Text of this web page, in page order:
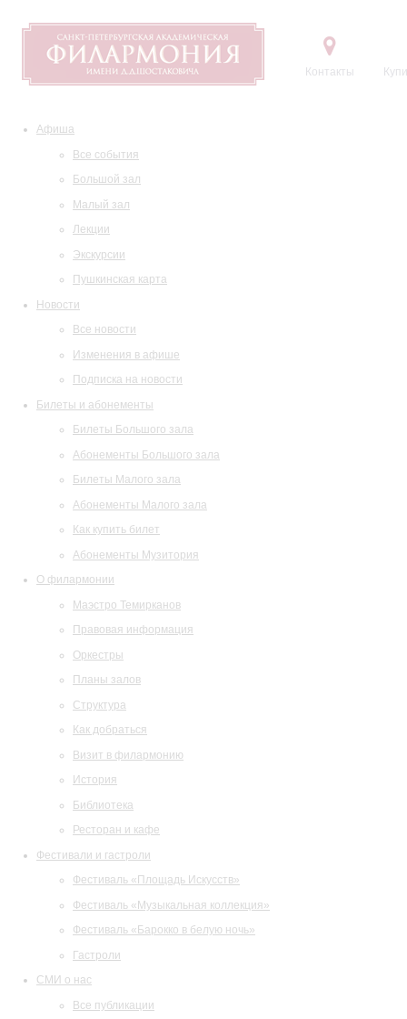
Контакты
Афиша
Все события
Большой зал
Малый зал
Лекции
Экскурсии
Пушкинская карта
Новости
Все новости
Изменения в афише
Подписка на новости
Билеты и абонементы
Билеты Большого зала
Абонементы Большого зала
Билеты Малого зала
Абонементы Малого зала
Как купить билет
Абонементы Музитория
О филармонии
Маэстро Темирканов
Правовая информация
Оркестры
Планы залов
Структура
Как добраться
Визит в филармонию
История
Библиотека
Ресторан и кафе
Фестивали и гастроли
Фестиваль «Площадь Искусств»
Фестиваль «Музыкальная коллекция»
Фестиваль «Барокко в белую ночь»
Гастроли
СМИ о нас
Все публикации